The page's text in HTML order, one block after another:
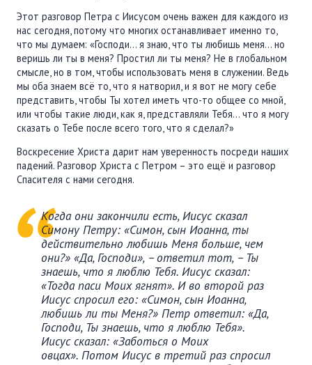
Этот разговор Петра с Иисусом очень важен для каждого из
нас сегодня, потому что многих останавливает именно то,
что мы думаем: «Господи… я знаю, что ты любишь меня… но
веришь ли ты в меня? Простил ли ты меня? Не в глобальном
смысле, но в том, чтобы использовать меня в служении. Ведь
мы оба знаем всё то, что я натворил, и я вот не могу себе
представить, чтобы Ты хотел иметь что-то общее со мной,
или чтобы такие люди, как я, представляли Тебя… что я могу
сказать о Тебе после всего того, что я сделал?»
Воскресение Христа дарит нам уверенность посреди наших
падений. Разговор Христа с Петром – это ещё и разговор
Спасителя с нами сегодня.
Когда они закончили есть, Иисус сказал
Симону Петру: «Симон, сын Иоанна, ты
действительно любишь Меня больше, чем
они?» «Да, Господи», – ответил тот, – Ты
знаешь, что я люблю Тебя. Иисус сказал:
«Тогда паси Моих ягнят». И во второй раз
Иисус спросил его: «Симон, сын Иоанна,
любишь ли ты Меня?» Петр ответил: «Да,
Господи, Ты знаешь, что я люблю Тебя».
Иисус сказал: «Заботься о Моих
овцах». Потом Иисус в третий раз спросил